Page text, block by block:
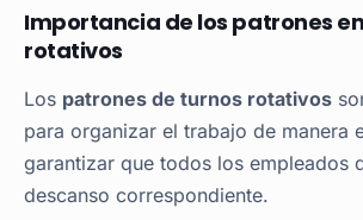
Importancia de los patrones
rotativos
Los patrones de turnos rotativos
para organizar el trabajo de manera
garantizar que todos los empleados
descanso correspondiente.